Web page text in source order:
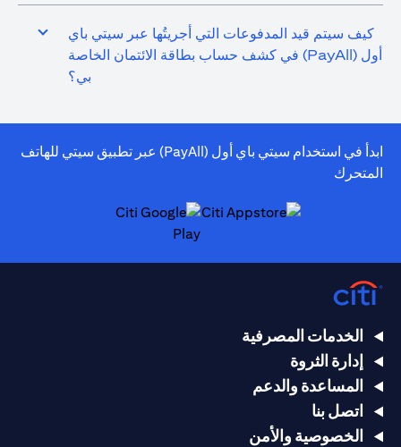
كيف سيتم قيد المدفوعات التي أجريتُها عبر سيتي باي
أول (PayAll) في كشف حساب بطاقة الائتمان الخاصة
بي؟
ابدأ في استخدام سيتي باي أول (PayAll) عبر تطبيق سيتي للهاتف
المتحرك
الخدمات المصرفية
إدارة الثروة
المساعدة والدعم
اتصل بنا
الخصوصية والأمن